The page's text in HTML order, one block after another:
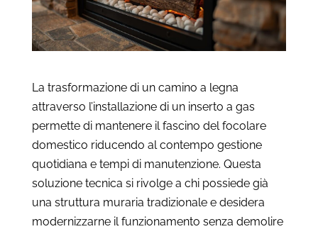
La trasformazione di un camino a legna
attraverso l’installazione di un inserto a gas
permette di mantenere il fascino del focolare
domestico riducendo al contempo gestione
quotidiana e tempi di manutenzione. Questa
soluzione tecnica si rivolge a chi possiede già
una struttura muraria tradizionale e desidera
modernizzarne il funzionamento senza demolire